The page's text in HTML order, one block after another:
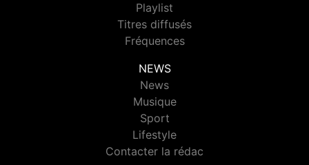
Playlist
Titres diffusés
Fréquences
NEWS
News
Musique
Sport
Lifestyle
Contacter la rédac